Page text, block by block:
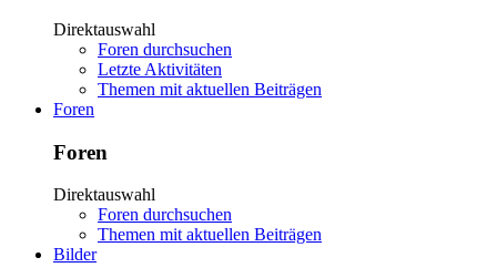
Direktauswahl
Foren durchsuchen
Letzte Aktivitäten
Themen mit aktuellen Beiträgen
Foren
Foren
Direktauswahl
Foren durchsuchen
Themen mit aktuellen Beiträgen
Bilder